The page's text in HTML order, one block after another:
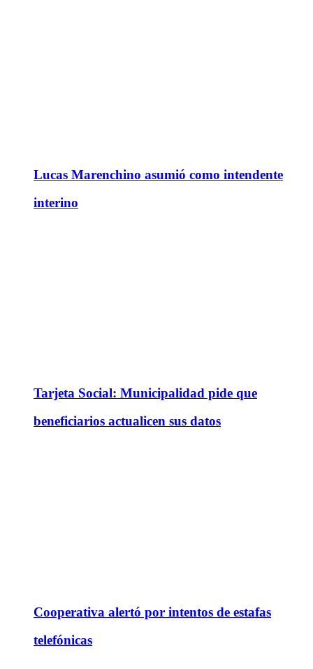
Lucas Marenchino asumió como intendente
interino
Tarjeta Social: Municipalidad pide que
beneficiarios actualicen sus datos
Cooperativa alertó por intentos de estafas
telefónicas